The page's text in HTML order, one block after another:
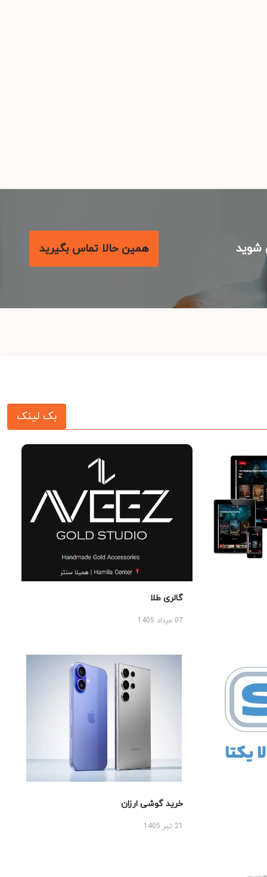
همین حالا تماس بگیرید
بک لینک
گالری طلا
07 مرداد 1405
خرید گوشی ارزان